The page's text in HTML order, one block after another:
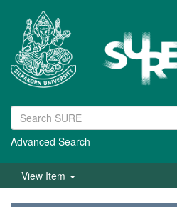
Advanced Search
View Item